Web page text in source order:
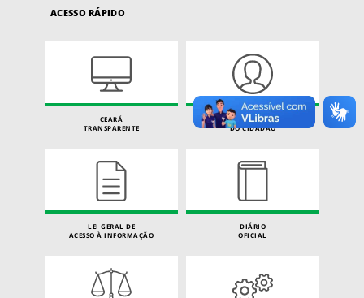
ACESSO RÁPIDO
CEARÁ
TRANSPARENTE
CARTA DE SERVIÇOS
DO CIDADÃO
LEI GERAL DE
ACESSO À INFORMAÇÃO
DIÁRIO
OFICIAL